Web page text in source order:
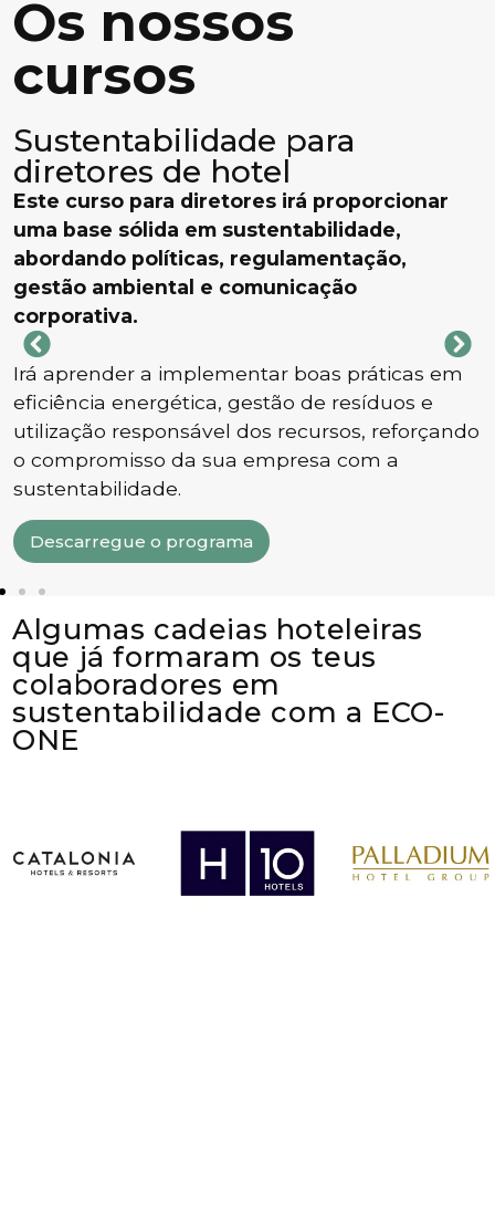
Os nossos
cursos
Sustentabilidade para
diretores de hotel
Este curso para diretores irá proporcionar
uma base sólida em sustentabilidade,
abordando políticas, regulamentação,
gestão ambiental e comunicação
corporativa.
Irá aprender a implementar boas práticas em
eficiência energética, gestão de resíduos e
utilização responsável dos recursos, reforçando
o compromisso da sua empresa com a
sustentabilidade.
Descarregue o programa
Algumas cadeias hoteleiras
que já formaram os teus
colaboradores em
sustentabilidade com a ECO-
ONE